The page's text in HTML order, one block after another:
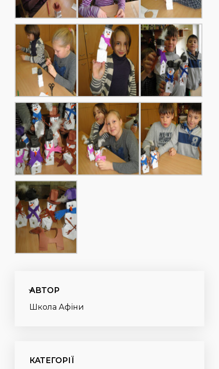
АВТОР
Школа Афіни
КАТЕГОРІЇ